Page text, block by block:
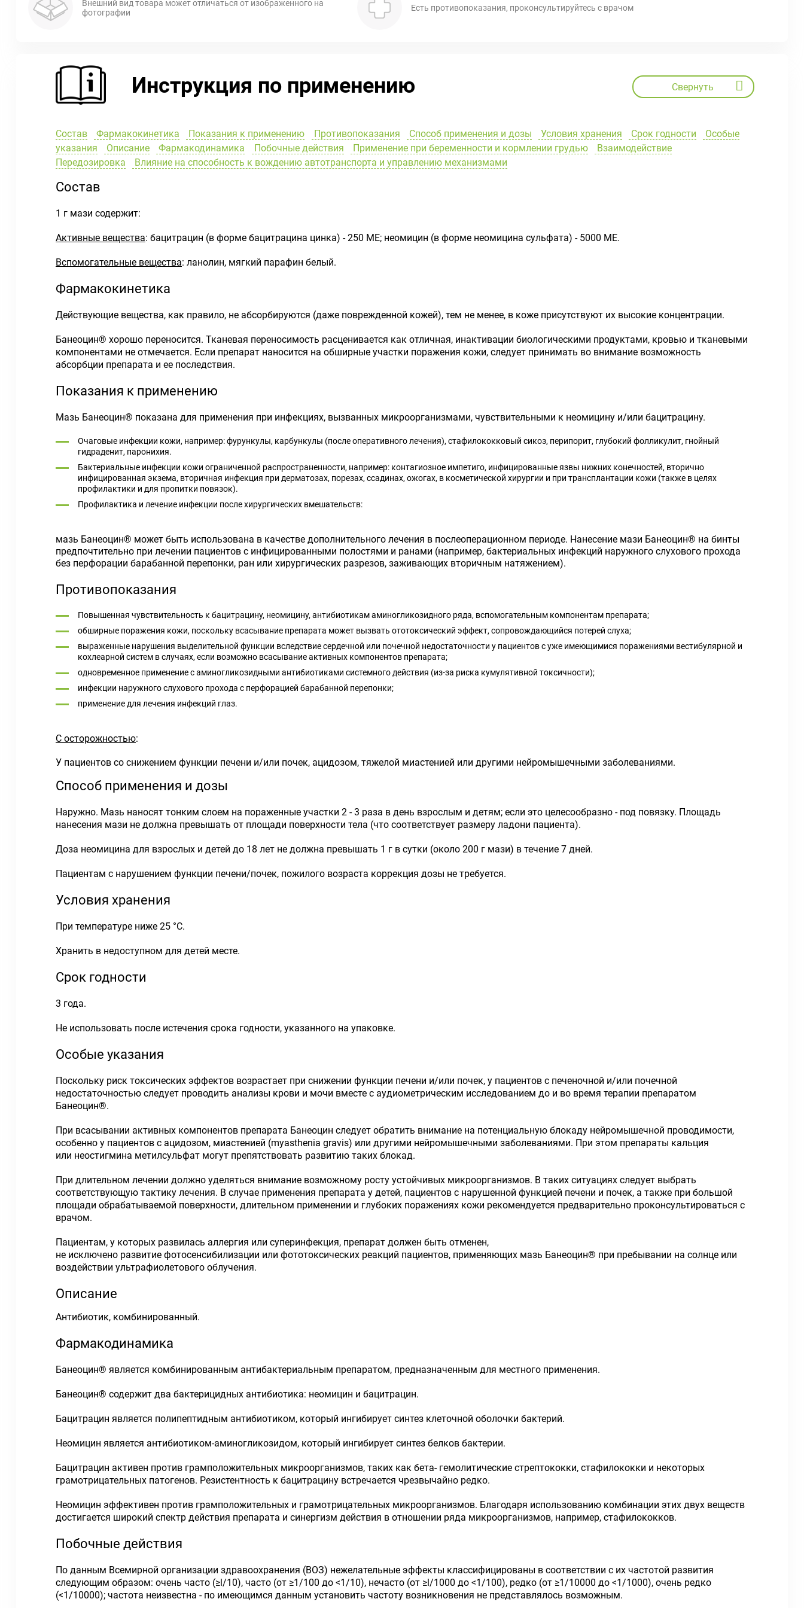
Внешний вид товара может отличаться от изображенного на
фотографии
Есть противопоказания, проконсультируйтесь с врачом
Инструкция по применению Свернуть
Состав Фармакокинетика Показания к применению Противопоказания Способ применения и дозы Условия хранения Срок годности
Особые
указания
Описание Фармакодинамика Побочные действия Применение при беременности и кормлении грудью
Взаимодействие
Передозировка
Влияние на способность к вождению автотранспорта и управлению механизмами
Состав
1 г мази содержит:
Активные вещества: бацитрацин (в форме бацитрацина цинка) - 250 ME; неомицин (в форме неомицина сульфата) - 5000 ME.
Вспомогательные вещества: ланолин, мягкий парафин белый.
Фармакокинетика
Действующие вещества, как правило, не абсорбируются (даже поврежденной кожей), тем не менее, в коже присутствуют их высокие концентрации.
Банеоцин® хорошо переносится. Тканевая переносимость расценивается как отличная, инактивации биологическими продуктами, кровью и тканевыми
компонентами не отмечается. Если препарат наносится на обширные участки поражения кожи, следует принимать во внимание возможность
абсорбции препарата и ее последствия.
Показания к применению
Мазь Банеоцин® показана для применения при инфекциях, вызванных микроорганизмами, чувствительными к неомицину и/или бацитрацину.
Очаговые инфекции кожи, например: фурункулы, карбункулы (после оперативного лечения), стафилококковый сикоз, перипорит, глубокий фолликулит, гнойный
гидраденит, паронихия.
Бактериальные инфекции кожи ограниченной распространенности, например: контагиозное импетиго, инфицированные язвы нижних конечностей, вторично
инфицированная экзема, вторичная инфекция при дерматозах, порезах, ссадинах, ожогах, в косметической хирургии и при трансплантации кожи (также в целях
профилактики и для пропитки повязок).
Профилактика и лечение инфекции после хирургических вмешательств:
мазь Банеоцин® может быть использована в качестве дополнительного лечения в послеоперационном периоде. Нанесение мази Банеоцин® на бинты
предпочтительно при лечении пациентов с инфицированными полостями и ранами (например, бактериальных инфекций наружного слухового прохода
без перфорации барабанной перепонки, ран или хирургических разрезов, заживающих вторичным натяжением).
Противопоказания
Повышенная чувствительность к бацитрацину, неомицину, антибиотикам аминогликозидного ряда, вспомогательным компонентам препарата;
обширные поражения кожи, поскольку всасывание препарата может вызвать ототоксический эффект, сопровождающийся потерей слуха;
выраженные нарушения выделительной функции вследствие сердечной или почечной недостаточности у пациентов с уже имеющимися поражениями вестибулярной и
кохлеарной систем в случаях, если возможно всасывание активных компонентов препарата;
одновременное применение с аминогликозидными антибиотиками системного действия (из-за риска кумулятивной токсичности);
инфекции наружного слухового прохода с перфорацией барабанной перепонки;
применение для лечения инфекций глаз.
С осторожностью:
У пациентов со снижением функции печени и/или почек, ацидозом, тяжелой миастенией или другими нейромышечными заболеваниями.
Способ применения и дозы
Наружно. Мазь наносят тонким слоем на пораженные участки 2 - 3 раза в день взрослым и детям; если это целесообразно - под повязку. Площадь
нанесения мази не должна превышать от площади поверхности тела (что соответствует размеру ладони пациента).
Доза неомицина для взрослых и детей до 18 лет не должна превышать 1 г в сутки (около 200 г мази) в течение 7 дней.
Пациентам с нарушением функции печени/почек, пожилого возраста коррекция дозы не требуется.
Условия хранения
При температуре ниже 25 °С.
Хранить в недоступном для детей месте.
Срок годности
3 года.
Не использовать после истечения срока годности, указанного на упаковке.
Особые указания
Поскольку риск токсических эффектов возрастает при снижении функции печени и/или почек, у пациентов с печеночной и/или почечной
недостаточностью следует проводить анализы крови и мочи вместе с аудиометрическим исследованием до и во время терапии препаратом
Банеоцин®.
При всасывании активных компонентов препарата Банеоцин следует обратить внимание на потенциальную блокаду нейромышечной проводимости,
особенно у пациентов с ацидозом, миастенией (myasthenia gravis) или другими нейромышечными заболеваниями. При этом препараты кальция
или неостигмина метилсульфат могут препятствовать развитию таких блокад.
При длительном лечении должно уделяться внимание возможному росту устойчивых микроорганизмов. В таких ситуациях следует выбрать
соответствующую тактику лечения. В случае применения препарата у детей, пациентов с нарушенной функцией печени и почек, а также при большой
площади обрабатываемой поверхности, длительном применении и глубоких поражениях кожи рекомендуется предварительно проконсультироваться с
врачом.
Пациентам, у которых развилась аллергия или суперинфекция, препарат должен быть отменен,
не исключено развитие фотосенсибилизации или фототоксических реакций пациентов, применяющих мазь Банеоцин® при пребывании на солнце или
воздействии ультрафиолетового облучения.
Описание
Антибиотик, комбинированный.
Фармакодинамика
Банеоцин® является комбинированным антибактериальным препаратом, предназначенным для местного применения.
Банеоцин® содержит два бактерицидных антибиотика: неомицин и бацитрацин.
Бацитрацин является полипептидным антибиотиком, который ингибирует синтез клеточной оболочки бактерий.
Неомицин является антибиотиком-аминогликозидом, который ингибирует синтез белков бактерии.
Бацитрацин активен против грамположительных микроорганизмов, таких как бета- гемолитические стрептококки, стафилококки и некоторых
грамотрицательных патогенов. Резистентность к бацитрацину встречается чрезвычайно редко.
Неомицин эффективен против грамположительных и грамотрицательных микроорганизмов. Благодаря использованию комбинации этих двух веществ
достигается широкий спектр действия препарата и синергизм действия в отношении ряда микроорганизмов, например, стафилококков.
Побочные действия
По данным Всемирной организации здравоохранения (ВОЗ) нежелательные эффекты классифицированы в соответствии с их частотой развития
следующим образом: очень часто (≥l/10), часто (от ≥1/100 до <1/10), нечасто (от ≥l/1000 до <1/100), редко (от ≥1/10000 до <1/1000), очень редко
(<1/10000); частота неизвестна - по имеющимся данным установить частоту возникновения не представлялось возможным.